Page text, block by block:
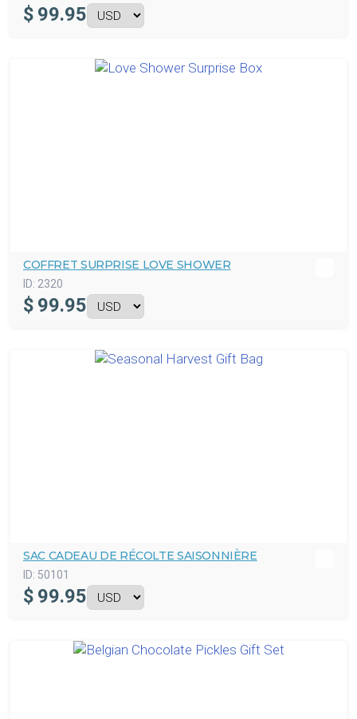
$ 99.95
COFFRET SURPRISE LOVE SHOWER
ID: 2320
$ 99.95
SAC CADEAU DE RÉCOLTE SAISONNIÈRE
ID: 50101
$ 99.95